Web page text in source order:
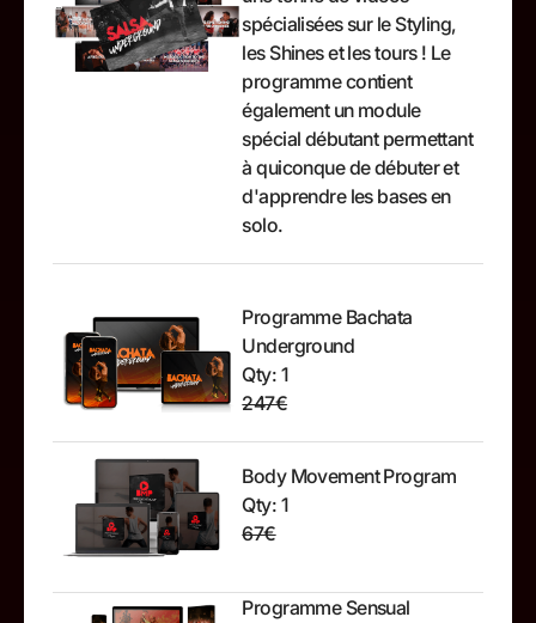
spécialisées sur le Styling,
les Shines et les tours ! Le
programme contient
également un module
spécial débutant permettant
à quiconque de débuter et
d'apprendre les bases en
solo.
Programme Bachata
Underground
Qty: 1
247€
Body Movement Program
Qty: 1
67€
Programme Sensual